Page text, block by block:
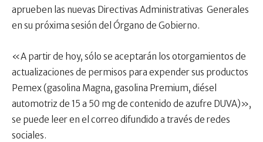
aprueben las nuevas Directivas Administrativas Generales
en su próxima sesión del Órgano de Gobierno.
«A partir de hoy, sólo se aceptarán los otorgamientos de
actualizaciones de permisos para expender sus productos
Pemex (gasolina Magna, gasolina Premium, diésel
automotriz de 15 a 50 mg de contenido de azufre DUVA)»,
se puede leer en el correo difundido a través de redes
sociales.